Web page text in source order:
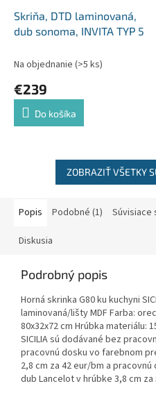
Skriňa, DTD laminovaná,
dub sonoma, INVITA TYP 5
Na objednanie (>5 ks)
€239
Do košíka
ZOBRAZIŤ VŠETKY
Popis Podobné (1) Súvisiace
Diskusia
Podrobný popis
Horná skrinka G80 ku kuchyni
laminovaná/lišty MDF Farba:
80x32x72 cm Hrúbka materiálu:
SICILIA sú dodávané bez
pracovnú dosku vo farebnom
2,8 cm za 42 eur/bm a
dub Lancelot v hrúbke 3,8 cm